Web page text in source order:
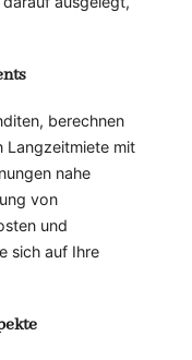
berechnen
Langzeitmiete mit
nahe
von
und
sich auf Ihre